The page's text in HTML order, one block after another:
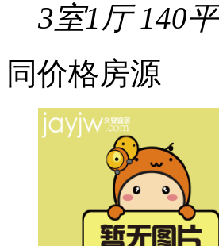
3室1厅 140平
同价格房源